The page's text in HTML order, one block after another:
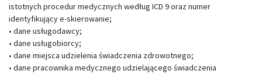
istotnych procedur medycznych według ICD 9 oraz numer
identyfikujący e-skierowanie;
• dane usługodawcy;
• dane usługobiorcy;
• dane miejsca udzielenia świadczenia zdrowotnego;
• dane pracownika medycznego udzielającego świadczenia